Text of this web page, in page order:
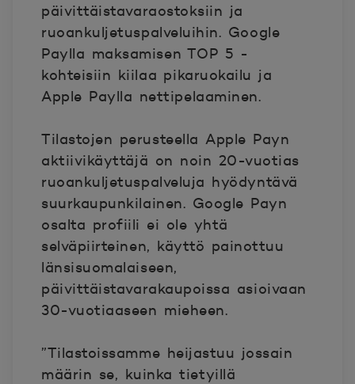
päivittäistavaraostoksiin ja
ruoankuljetuspalveluihin. Google
Paylla maksamisen TOP 5 -
kohteisiin kiilaa pikaruokailu ja
Apple Paylla nettipelaaminen.
Tilastojen perusteella Apple Payn
aktiivikäyttäjä on noin 20-vuotias
ruoankuljetuspalveluja hyödyntävä
suurkaupunkilainen. Google Payn
osalta profiili ei ole yhtä
selväpiirteinen, käyttö painottuu
länsisuomalaiseen,
päivittäistavarakaupoissa asioivaan
30-vuotiaaseen mieheen.
”Tilastoissamme heijastuu jossain
määrin se, kuinka tietyillä